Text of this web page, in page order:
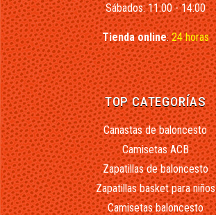
Sábados: 11:00 - 14:00
Tienda online:24 horas
TOP CATEGORÍAS
Canastas de baloncesto
Camisetas ACB
Zapatillas de baloncesto
Zapatillas basket para niños
Camisetas baloncesto